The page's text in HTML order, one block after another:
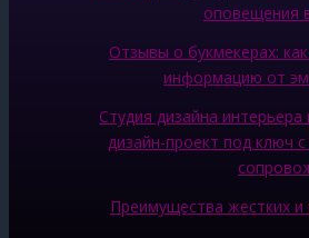
оповещения
Отзывы о букмекерах:
информацию от
Студия дизайна
дизайн-проект под ключ
Преимущества жестких и